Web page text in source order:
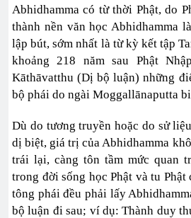
Abhidhamma có từ thời Phật, do
thành nền văn học Abhidhamma
lập bút, sớm nhất là từ kỳ kết tập
khoảng 218 năm sau Phật
Kāthāvatthu (Dị bộ luận) những
bộ phái do ngài Moggallānaputta
Dù do tương truyền hoặc do sử
dị biệt, giá trị của Abhidhamma
trái lại, càng tôn tầm mức quan
trong đời sống học Phật và tu Phật
tông phái đều phải lấy
bộ luận đi sau; ví dụ: Thành duy